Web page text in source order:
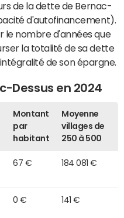
de la dette de Bernac-
d'autofinancement).
nombre d'années que
la totalité de sa dette
de son épargne.
Dessus en 2024
Montant
par
habitant
Moyenne
villages de
250 à 500
67 € 184 081 €
0 € 141 €